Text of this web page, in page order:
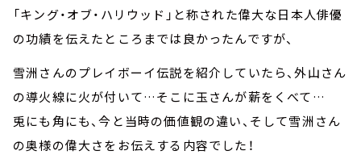
「キング・オブ・ハリウッド」と称された偉大な日本人俳優
の功績を伝えたところまでは良かったんですが、
雪洲さんのプレイボーイ伝説を紹介していたら、外山さん
の導火線に火が付いて…そこに玉さんが薪をくべて…
兎にも角にも、今と当時の価値観の違い、そして雪洲さん
の奥様の偉大さをお伝えする内容でした！